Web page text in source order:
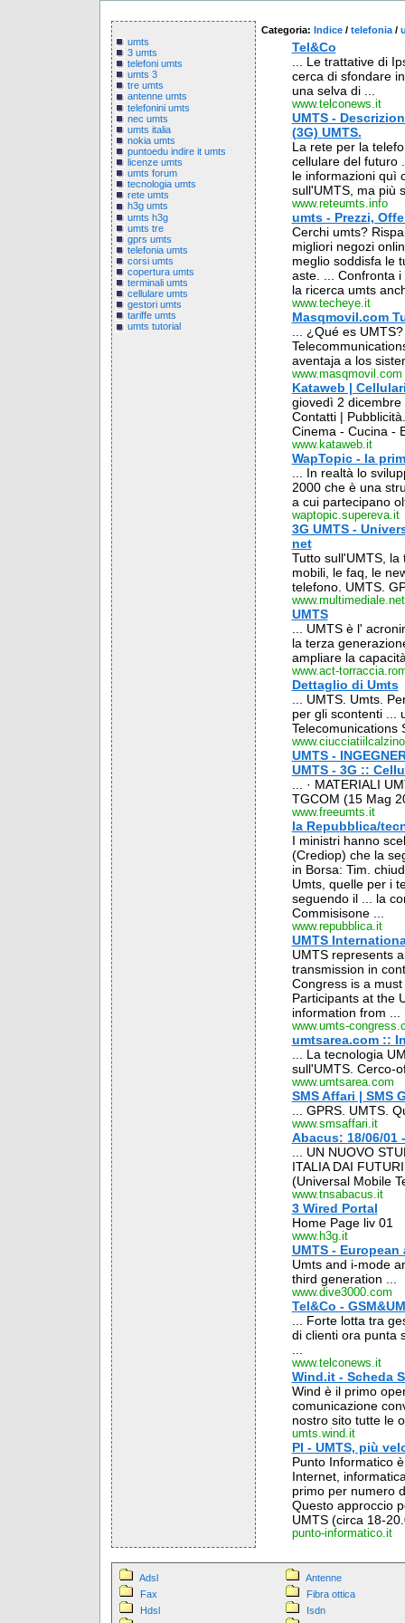
umts
3 umts
telefoni umts
umts 3
tre umts
antenne umts
telefonini umts
nec umts
umts italia
nokia umts
puntoedu indire it umts
licenze umts
umts forum
tecnologia umts
rete umts
h3g umts
umts h3g
umts tre
gprs umts
telefonia umts
corsi umts
copertura umts
terminali umts
cellulare umts
gestori umts
tariffe umts
umts tutorial
Categoria: Indice / telefonia /
Tel&Co
... Le trattative di
cerca di sfondare
una selva di ...
www.telconews.it
UMTS -
(3G) UMTS.
La rete per la
cellulare del futuro
le informazioni quì
sull'UMTS, ma più
www.reteumts.info
umts - Prezzi,
Cerchi umts?
migliori negozi
meglio soddisfa le
aste. ... Confronta
la ricerca umts
www.techeye.it
Masqmovil.com
... ¿Qué es
aventaja a los
www.masqmovil.com
Kataweb |
giovedì 2 dicembre
Contatti |
Cinema - Cucina -
www.kataweb.it
WapTopic - la
... In realtà lo
2000 che è una
a cui partecipano
waptopic.supereva.it
3G UMTS -
net
Tutto sull'UMTS,
mobili, le faq, le
telefono. UMTS.
www.multimediale.net
UMTS
... UMTS è l'
la terza
ampliare la
www.act-
Dettaglio di Umts
... UMTS. Umts.
per gli scontenti ...
Telecomunications
UMTS -
UMTS - 3G ::
... · MATERIALI
TGCOM (15 Mag
www.freeumts.it
la Repubblica/
I ministri hanno
(Crediop) che la
in Borsa: Tim.
Umts, quelle per i
seguendo il ... la
Commisisone ...
www.repubblica.it
UMTS
UMTS represents
transmission in
Congress is a
Participants at the
information from ...
www.umts-
umtsarea.com ::
... La tecnologia
sull'UMTS. Cerco-
www.umtsarea.com
SMS Affari | SMS
... GPRS. UMTS.
www.smsaffari.it
Abacus: 18/06/01
... UN NUOVO
ITALIA DAI
(Universal Mobile
www.tnsabacus.it
3 Wired Portal
Home Page liv 01
www.h3g.it
UMTS -
Umts and i-mode
third generation ...
www.dive3000.com
Tel&Co -
... Forte lotta tra
di clienti ora punta
www.telconews.it
Wind.it - Scheda
Wind è il primo
comunicazione
nostro sito tutte le
umts.wind.it
PI - UMTS, più
Punto Informatico
Internet,
primo per numero
Questo approccio
UMTS (circa 18-
punto-informatico.it
Adsl
Antenne
Fax
Fibra ottica
Hdsl
Isdn